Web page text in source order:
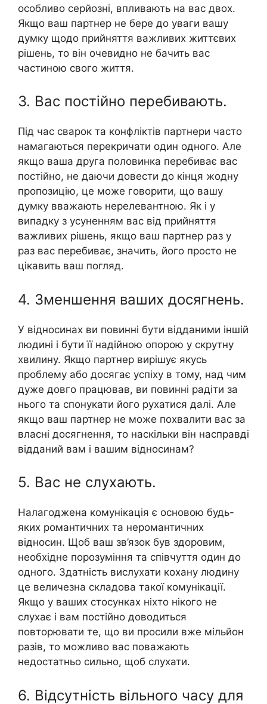
особливо серйозні, впливають на вас двох.
Якщо ваш партнер не бере до уваги вашу
думку щодо прийняття важливих життєвих
рішень, то він очевидно не бачить вас
частиною свого життя.
3. Вас постійно перебивають.
Під час сварок та конфліктів партнери часто
намагаються перекричати один одного. Але
якщо ваша друга половинка перебиває вас
постійно, не даючи довести до кінця жодну
пропозицію, це може говорити, що вашу
думку вважають нерелевантною. Як і у
випадку з усуненням вас від прийняття
важливих рішень, якщо ваш партнер раз у
раз вас перебиває, значить, його просто не
цікавить ваш погляд.
4. Зменшення ваших досягнень.
У відносинах ви повинні бути відданими іншій
людині і бути її надійною опорою у скрутну
хвилину. Якщо партнер вирішує якусь
проблему або досягає успіху в тому, над чим
дуже довго працював, ви повинні радіти за
нього та спонукати його рухатися далі. Але
якщо ваш партнер не може похвалити вас за
власні досягнення, то наскільки він насправді
відданий вам і вашим відносинам?
5. Вас не слухають.
Налагоджена комунікація є основою будь-
яких романтичних та неромантичних
відносин. Щоб ваш зв’язок був здоровим,
необхідне порозуміння та співчуття один до
одного. Здатність вислухати кохану людину
це величезна складова такої комунікації.
Якщо у ваших стосунках ніхто нікого не
слухає і вам постійно доводиться
повторювати те, що ви просили вже мільйон
разів, то можливо вас поважають
недостатньо сильно, щоб слухати.
6. Відсутність вільного часу для